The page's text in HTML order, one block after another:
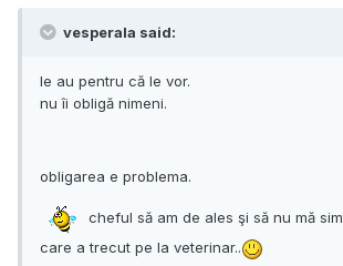
vesperala said:
le au pentru că le vor.
nu îi obligă nimeni.
obligarea e problema.
cheful să am de ales şi să nu mă
care a trecut pe la veterinar..